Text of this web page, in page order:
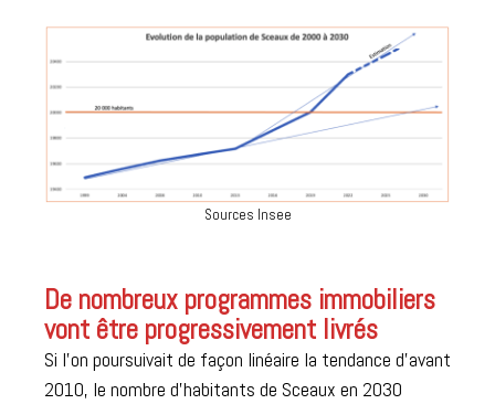
Sources Insee
De nombreux programmes immobiliers
vont être progressivement livrés
Si l’on poursuivait de façon linéaire la tendance d’avant
2010, le nombre d’habitants de Sceaux en 2030